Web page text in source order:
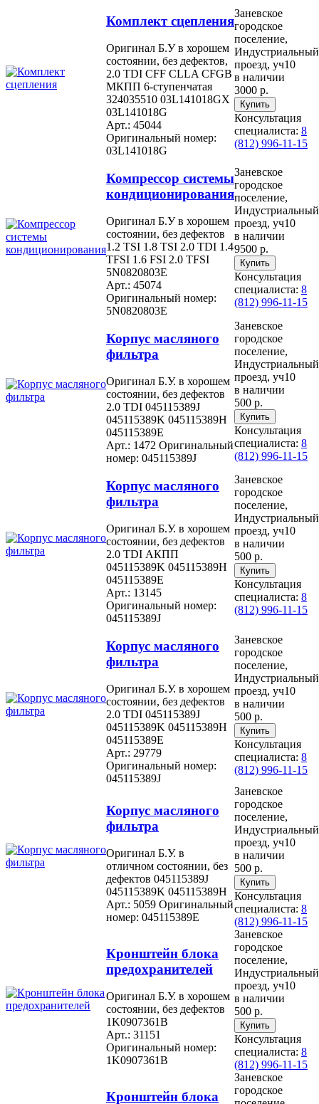
Комплект сцепления
Оригинал Б.У в хорошем
состоянии, без дефектов,
2.0 TDI CFF CLLA CFGB
МКПП 6-ступенчатая
324035510 03L141018GX
03L141018G
Арт.: 45044
Оригинальный номер:
03L141018G
Заневское
городское
поселение,
Индустриальный
проезд, уч10
в наличии
3000 р.
Консультация
специалиста: 8
(812) 996-11-15
Компрессор системы
кондиционирования
Оригинал Б.У в хорошем
состоянии, без дефектов
1.2 TSI 1.8 TSI 2.0 TDI 1.4
TFSI 1.6 FSI 2.0 TFSI
5N0820803E
Арт.: 45074
Оригинальный номер:
5N0820803E
Заневское
городское
поселение,
Индустриальный
проезд, уч10
в наличии
9500 р.
Консультация
специалиста: 8
(812) 996-11-15
Корпус масляного
фильтра
Оригинал Б.У. в хорошем
состоянии, без дефектов
2.0 TDI 045115389J
045115389K 045115389H
045115389E
Арт.: 1472 Оригинальный
номер: 045115389J
Заневское
городское
поселение,
Индустриальный
проезд, уч10
в наличии
500 р.
Консультация
специалиста: 8
(812) 996-11-15
Корпус масляного
фильтра
Оригинал Б.У. в хорошем
состоянии, без дефектов
2.0 TDI АКПП
045115389K 045115389H
045115389E
Арт.: 13145
Оригинальный номер:
045115389J
Заневское
городское
поселение,
Индустриальный
проезд, уч10
в наличии
500 р.
Консультация
специалиста: 8
(812) 996-11-15
Корпус масляного
фильтра
Оригинал Б.У. в хорошем
состоянии, без дефектов
2.0 TDI 045115389J
045115389K 045115389H
045115389E
Арт.: 29779
Оригинальный номер:
045115389J
Заневское
городское
поселение,
Индустриальный
проезд, уч10
в наличии
500 р.
Консультация
специалиста: 8
(812) 996-11-15
Корпус масляного
фильтра
Оригинал Б.У. в
отличном состоянии, без
дефектов 045115389J
045115389K 045115389H
Арт.: 5059 Оригинальный
номер: 045115389E
Заневское
городское
поселение,
Индустриальный
проезд, уч10
в наличии
500 р.
Консультация
специалиста: 8
(812) 996-11-15
Кронштейн блока
предохранителей
Оригинал Б.У. в хорошем
состоянии, без дефектов
1K0907361B
Арт.: 31151
Оригинальный номер:
1K0907361B
Заневское
городское
поселение,
Индустриальный
проезд, уч10
в наличии
500 р.
Консультация
специалиста: 8
(812) 996-11-15
Кронштейн блока
Заневское
городское